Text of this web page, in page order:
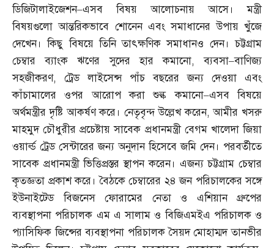
ডিজিটালাইজেশন–এসব বিষয় আলোচনায় আসে। মন্ত্রী
বিষয়গুলো আন্তরিকভাবে শোনেন এবং সমাধানের উপায় খুঁজে
দেখেন। কিছু বিষয়ে তিনি তাৎক্ষণিক সমাধানও দেন। চট্টগ্রাম
চেম্বার ব্যাংক ঋণের সুদের হার কমানো,ব্যবসা–বাণিজ্য
সহজীকরণ, ট্রেড লাইসেন্স পাঁচ বছরের জন্য দেওয়া এবং
কাঁচামালের ওপর আরোপ করা শুল্ক কমানো–এসব বিষয়ে
অর্থমন্ত্রীর দৃষ্টি আকর্ষণ করে। নেতৃবৃন্দ উল্লেখ করেন,আমীর খসরু
মাহমুদ চৌধুরীর প্রচেষ্টায় সাবেক প্রধানমন্ত্রী বেগম খালেদা জিয়া
ওয়ার্ল্ড ট্রেড সেন্টারের জন্য অনুদান হিসেবে জমি দেন। পরবর্তীতে
সাবেক প্রধানমন্ত্রী ভিত্তিপ্রস্তর স্থাপন করেন। এজন্য চট্টগ্রাম চেম্বার
কৃতজ্ঞতা প্রকাশ করে। বৈঠকে চেম্বারের ২৪ জন পরিচালকের সঙ্গে
ইউনাইটেড বিজনেস ফোরামের নেতা ও এশিয়ান গ্রুপের
ব্যবস্থাপনা পরিচালক এম এ সালাম ও বিজিএমইএ পরিচালক ও
প্যাসিফিক জিন্সের ব্যবস্থাপনা পরিচালক সৈয়দ মোহাম্মদ তানভীর